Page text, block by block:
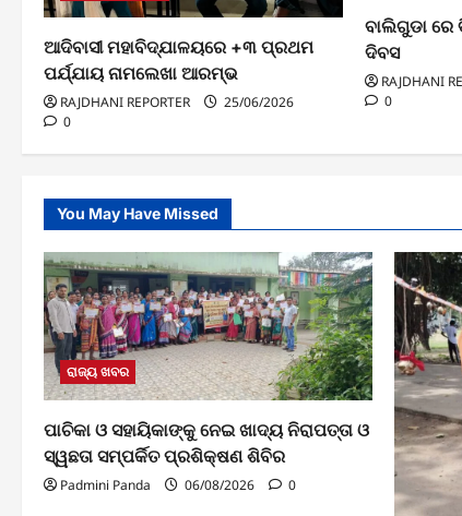
ଆଦିବାସୀ ମହାବିଦ୍ଯାଳୟରେ +୩ ପ୍ରଥମ
ପର୍ଯ୍ଯାୟ ନାମଲେଖା ଆରମ୍ଭ
RAJDHANI REPORTER
25/06/2026
0
ବାଲିଗୁଡା ରେ
ଦିବସ
RAJDHANI
0
You May Have Missed
ରାଜ୍ୟ ଖବର
ପାଚିକା ଓ ସହାୟିକାଙ୍କୁ ନେଇ ଖାଦ୍ୟ ନିରାପତ୍ତା ଓ
ସ୍ୱଛତା ସମ୍ପର୍କିତ ପ୍ରଶିକ୍ଷଣ ଶିବିର
Padmini Panda 06/08/2026 0